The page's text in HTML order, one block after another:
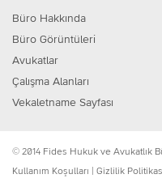
Büro Hakkında
Büro Görüntüleri
Avukatlar
Çalışma Alanları
Vekaletname Sayfası
© 2014 Fides Hukuk ve Avukatlık
Kullanım Koşulları
Gizlilik